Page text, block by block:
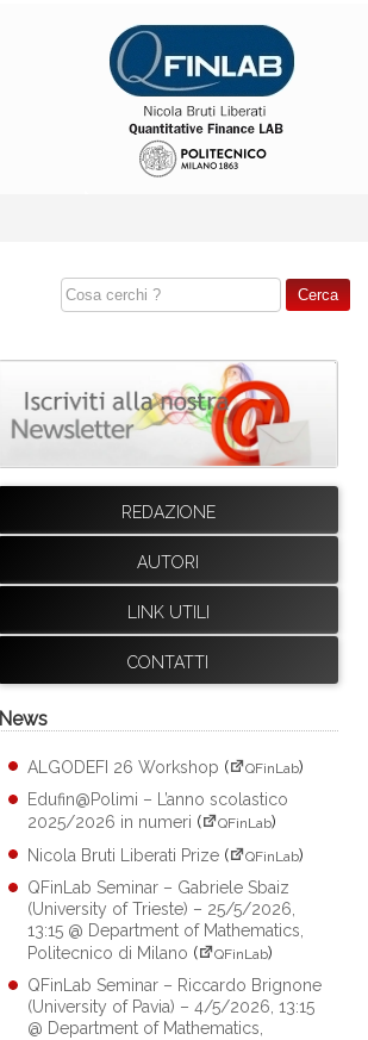
REDAZIONE
AUTORI
LINK UTILI
CONTATTI
News
ALGODEFI 26 Workshop ( QFinLab)
Edufin@Polimi – L’anno scolastico
2025/2026 in numeri ( QFinLab)
Nicola Bruti Liberati Prize ( QFinLab)
QFinLab Seminar – Gabriele Sbaiz
(University of Trieste) – 25/5/2026,
13:15 @ Department of Mathematics,
Politecnico di Milano ( QFinLab)
QFinLab Seminar – Riccardo Brignone
(University of Pavia) – 4/5/2026, 13:15
@ Department of Mathematics,